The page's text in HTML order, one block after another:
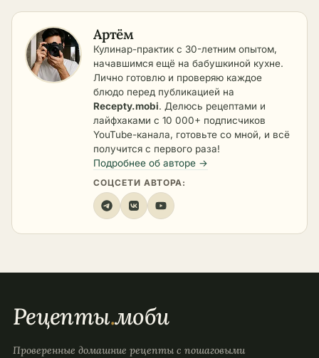
Артём
Кулинар-практик с 30-летним опытом,
начавшимся ещё на бабушкиной кухне.
Лично готовлю и проверяю каждое
блюдо перед публикацией на
Recepty.mobi. Делюсь рецептами и
лайфхаками с 10 000+ подписчиков
YouTube-канала, готовьте со мной, и всё
получится с первого раза!
Подробнее об авторе →
СОЦСЕТИ АВТОРА:
Рецепты.моби
Проверенные домашние рецепты с пошаговыми